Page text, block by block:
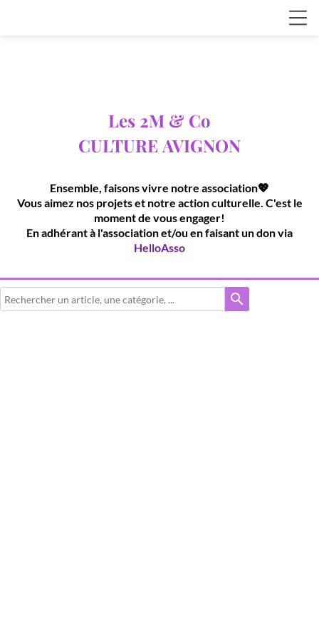
Les 2M & Co
CULTURE AVIGNON
Ensemble, faisons vivre notre association💖
Vous aimez nos projets et notre action culturelle. C'est le
moment de vous engager!
En adhérant à l'association et/ou en faisant un don via
HelloAsso
search